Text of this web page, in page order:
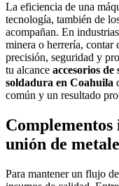
La eficiencia de una
tecnología, también de
acompañan. En
minera o herrería, contar
precisión, seguridad y
tu alcance accesorios
soldadura en Coahuila
común y un resultado
unión de
Para mantener un flujo